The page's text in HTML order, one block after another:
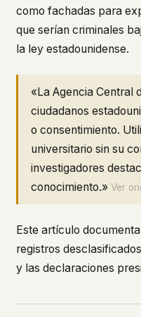
como fachadas para
que serían criminales
la ley estadounidense.
«La Agencia Central
ciudadanos
o consentimiento.
universitario sin su
investigadores
conocimiento.»Ver
Este artículo
registros
y las declaraciones